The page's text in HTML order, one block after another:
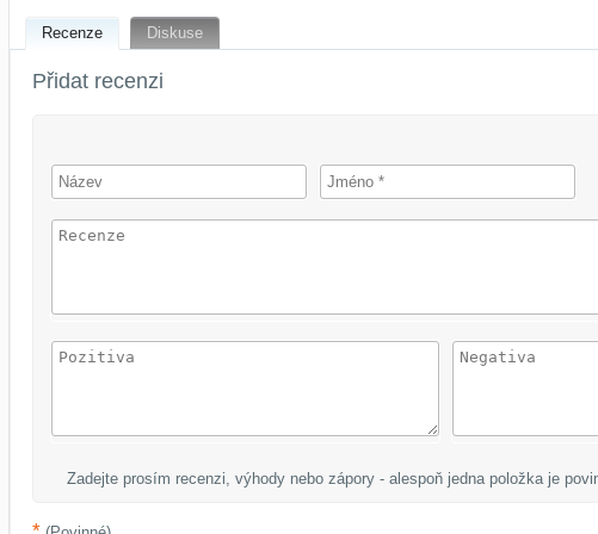
Recenze Diskuse
Přidat recenzi
Zadejte prosím recenzi, výhody nebo zápory - alespoň jedna položka je